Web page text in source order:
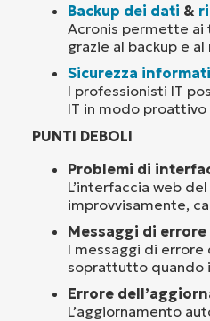
Backup dei dati &
Acronis permette
grazie al backup e
Sicurezza
I professionisti IT
IT in modo proattivo
PUNTI DEBOLI
Problemi di
L’interfaccia web
improvvisamente,
Messaggi di
I messaggi di
soprattutto quando
Errore
L’aggiornamento